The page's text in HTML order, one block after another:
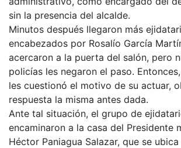
sin la presencia del alcalde.
Minutos después llegaron más
encabezados por Rosalío García
acercaron a la puerta del salón, pero
policías les negaron el paso.
les cuestionó el motivo de su actuar,
respuesta la misma antes dada.
Ante tal situación, el grupo de
encaminaron a la casa del Presidente
Héctor Paniagua Salazar, que se